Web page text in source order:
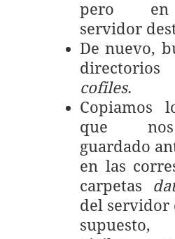
pero en
servidor
De nuevo,
cofiles.
Copiamos
que
guardado
en las
carpetas
del servidor